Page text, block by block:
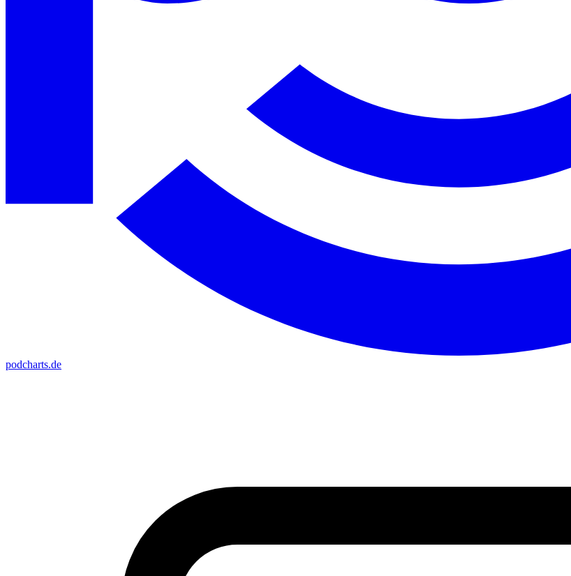
podcharts.de